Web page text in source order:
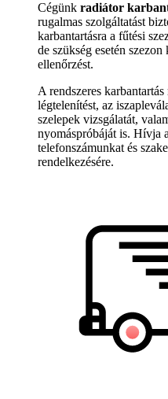
Cégünk radiátor
rugalmas szolgáltatást
karbantartásra a fűtési
de szükség esetén
ellenőrzést.
A rendszeres
légtelenítést, az
szelepek vizsgálatát,
nyomáspróbáját is. Hívja
telefonszámunkat és
rendelkezésére.